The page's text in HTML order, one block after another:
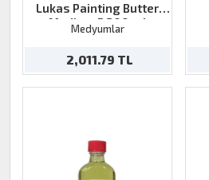
Lukas Painting Butter
Medium 5 200 ml
Medyumlar
2,011.79 TL